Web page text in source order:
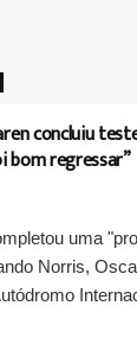
concluiu
bom regressar”
uma
Norris,